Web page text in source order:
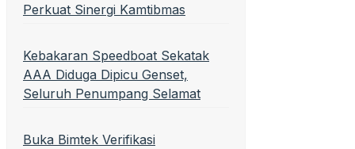
Perkuat Sinergi Kamtibmas
Kebakaran Speedboat Sekatak
AAA Diduga Dipicu Genset,
Seluruh Penumpang Selamat
Buka Bimtek Verifikasi